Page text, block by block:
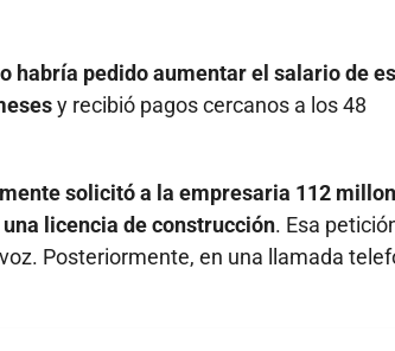
habría pedido aumentar el salario de
y recibió pagos cercanos a los 48
solicitó a la empresaria 112
licencia de construcción. Esa
Posteriormente, en una llamada